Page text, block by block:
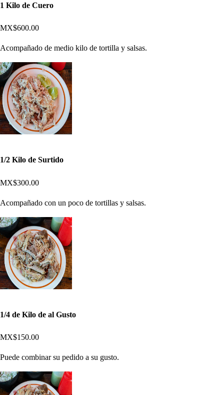
1 Kilo de Cuero
MX$600.00
Acompañado de medio kilo de tortilla y salsas.
1/2 Kilo de Surtido
MX$300.00
Acompañado con un poco de tortillas y salsas.
1/4 de Kilo de al Gusto
MX$150.00
Puede combinar su pedido a su gusto.